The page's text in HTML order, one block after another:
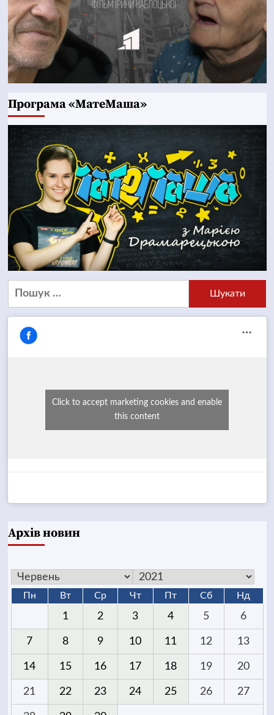
Програма «МатеМаша»
Пошук:
Click to accept marketing cookies and enable
this content
Архів новин
Пн Вт Ср Чт Пт Сб Нд
1 2 3 4 5 6
7 8 9 10 11 12 13
14 15 16 17 18 19 20
21 22 23 24 25 26 27